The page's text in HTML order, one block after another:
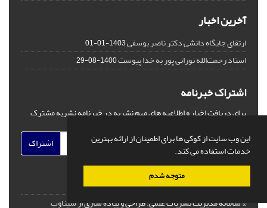
این وب سایت از کوکی ها برای اطمینان از ارائه بهترین
خدمات استفاده می کند.
متوجه شدم
آخرین اخبار
ارتقای جایگاه دانشی دکتر ناصر یوسفی1403-01-01
استاد رحمت‌الله نورانی پور به خدا پیوست1400-08-29
اشتراک خبرنامه
برای دریافت اخبار و اطلاعیه های مهم نشریه در خبرنامه نشریه مشترک
اشتراک
© سامانه مدیریت نشریات علمی.طراحی و پیاده سازی ازسیناوب